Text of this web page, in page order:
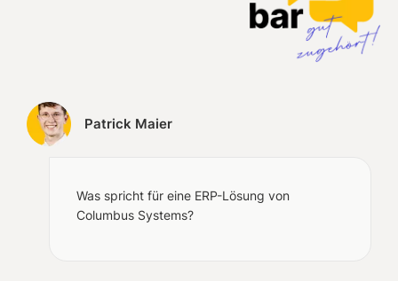
Patrick Maier
Was spricht für eine ERP-Lösung von
Columbus Systems?